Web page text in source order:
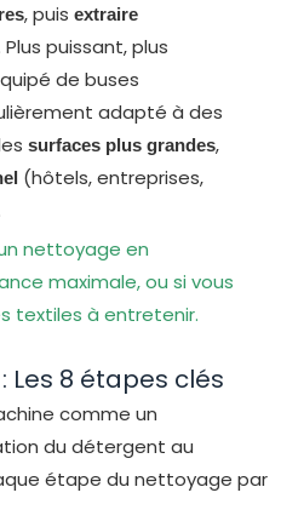
, puis extraire
Plus puissant, plus
de buses
adapté à des
surfaces plus grandes,
(hôtels, entreprises,
nettoyage en
maximale, ou si vous
textiles à entretenir.
Les 8 étapes clés
comme un
du détergent au
étape du nettoyage par